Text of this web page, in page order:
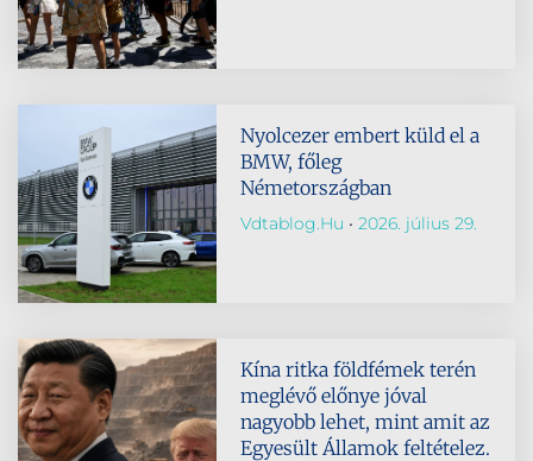
Nyolcezer embert küld el a
BMW, főleg
Németországban
Vdtablog.hu 2026. július 29.
Kína ritka földfémek terén
meglévő előnye jóval
nagyobb lehet, mint amit az
Egyesült Államok feltételez.